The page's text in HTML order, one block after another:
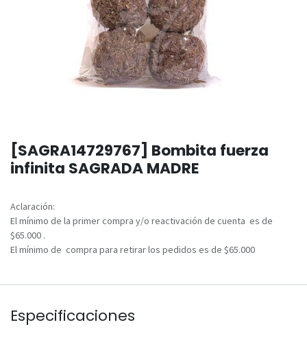
[SAGRA14729767] Bombita fuerza
infinita SAGRADA MADRE
Aclaración:
El mínimo de la primer compra y/o reactivación de cuenta es de
$65.000 .
El mínimo de compra para retirar los pedidos es de $65.000
Especificaciones